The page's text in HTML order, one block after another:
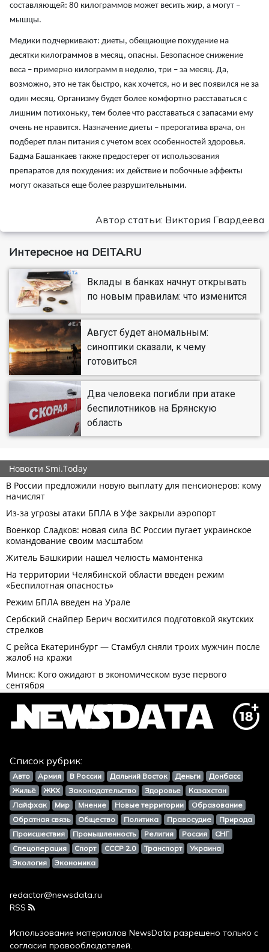
составляющей: 80 килограммов может весить жир, а могут –
мышцы.
Медики подчеркивают: диеты, обещающие похудение на
десятки килограммов в месяц, опасны. Безопасное снижение
веса – примерно килограмм в неделю, три – за месяц. Да,
возможно, это не так быстро, как хочется, но и вес появился не за
один месяц. Организму будет более комфортно расставаться с
лишним потихоньку, тем более что расставаться с запасами ему
очень не нравится. Назначение диеты – прерогатива врача, он
подберет план питания с учетом всех особенностей здоровья.
Бадма Башанкаев также предостерег от использования
препаратов для похудения: их действие и побочные эффекты
могут оказаться еще более разрушительными.
Автор статьи: Виктория Гвардеева
Интересное на DEITA.RU
Вклады в банках начнут открывать
по новым правилам: что изменится
Август будет аномальным:
синоптики сказали, к чему
готовиться
Два человека погибли при атаке
беспилотников на Брянскую
область
Список рубрик:
Авто Армия В России Дальний Восток Деньги
Донбасс
Жильё
ЖКХ Законодательство Здоровье
Казахстан
Лайфхак
Мир Мнение Новые территории
Образование
Обратная связь
Общество Политика Правосудие
Природа
Происшествия
Промышленность Религия Россия
СНГ
Спецоперация
Спорт СССР 2.0 Транспорт
Украина
Экология
Экономика
redactor@newsdata.ru
RSS
Использование материалов NewsData разрешено только с
согласия правообладателей.